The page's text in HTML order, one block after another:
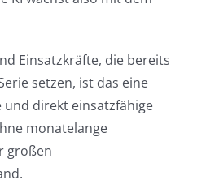
Einsatzkräfte, die bereits
setzen, ist das eine
direkt einsatzfähige
monatelange
großen